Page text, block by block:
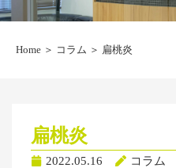
Home ＞ コラム ＞ 扁桃炎
扁桃炎
2022.05.16
コラム